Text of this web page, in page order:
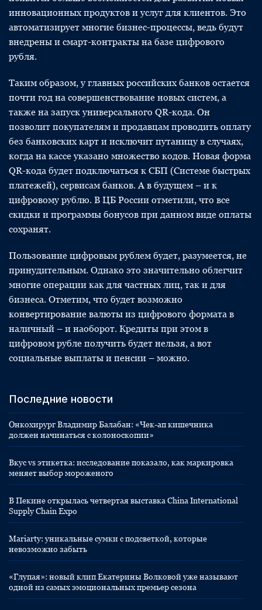
инновационных продуктов и услуг для клиентов. Это
автоматизирует многие бизнес-процессы, ведь будут
внедрены и смарт-контракты на базе цифрового
рубля.
Таким образом, у главных российских банков остается
почти год на совершенствование новых систем, а
также на запуск универсального QR-кода. Он
позволит покупателям и продавцам проводить оплату
без банковских карт и исключит путаницу в случаях,
когда на кассе указано множество кодов. Новая форма
QR-кода будет подключаться к СБП (Системе быстрых
платежей), сервисам банков. А в будущем – и к
цифровому рублю. В ЦБ России отметили, что все
скидки и программы бонусов при данном виде оплаты
сохранят.
Пользование цифровым рублем будет, разумеется, не
принудительным. Однако это значительно облегчит
многие операции как для частных лиц, так и для
бизнеса. Отметим, что будет возможно
конвертирование валюты из цифрового формата в
наличный – и наоборот. Кредиты при этом в
цифровом рубле получить будет нельзя, а вот
социальные выплаты и пенсии – можно.
Последние новости
Онкохирург Владимир Балабан: «Чек-ап кишечника
должен начинаться с колоноскопии»
Вкус vs этикетка: исследование показало, как маркировка
меняет выбор мороженого
В Пекине открылась четвертая выставка China International
Supply Chain Expo
Mariarty: уникальные сумки с подсветкой, которые
невозможно забыть
«Глупая»: новый клип Екатерины Волковой уже называют
одной из самых эмоциональных премьер сезона